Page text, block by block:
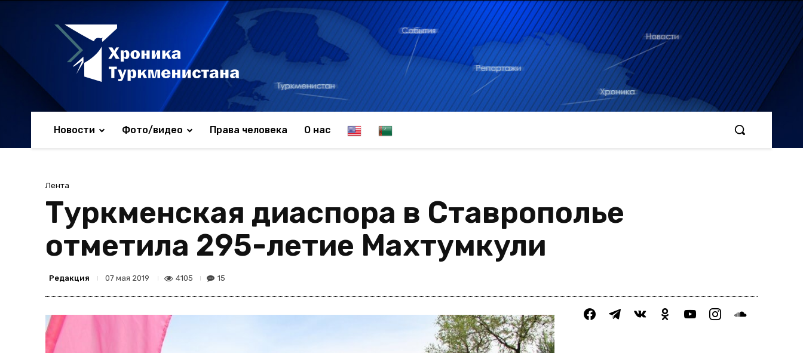
Новости Фото/видео Права человека О нас E T
k
Лента
Туркменская диаспора в Ставрополье
отметила 295-летие Махтумкули
Редакция 07 мая 2019 4105 15
facebooktelegramvkontakteodnoklassniki
youtubeinstagramsoundcloud